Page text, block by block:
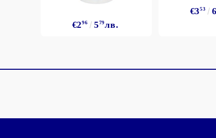
€296 579лв.
€353 6